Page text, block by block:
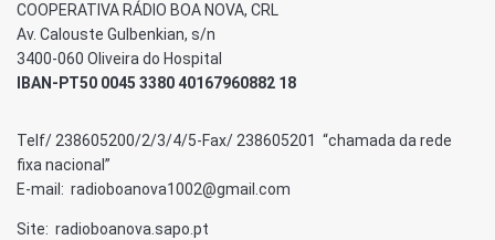
COOPERATIVA RÁDIO BOA NOVA, CRL
Av. Calouste Gulbenkian, s/n
3400-060 Oliveira do Hospital
IBAN-PT50 0045 3380 40167960882 18
Telf/ 238605200/2/3/4/5-Fax/ 238605201 “chamada da rede
fixa nacional”
E-mail: radioboanova1002@gmail.com
Site: radioboanova.sapo.pt